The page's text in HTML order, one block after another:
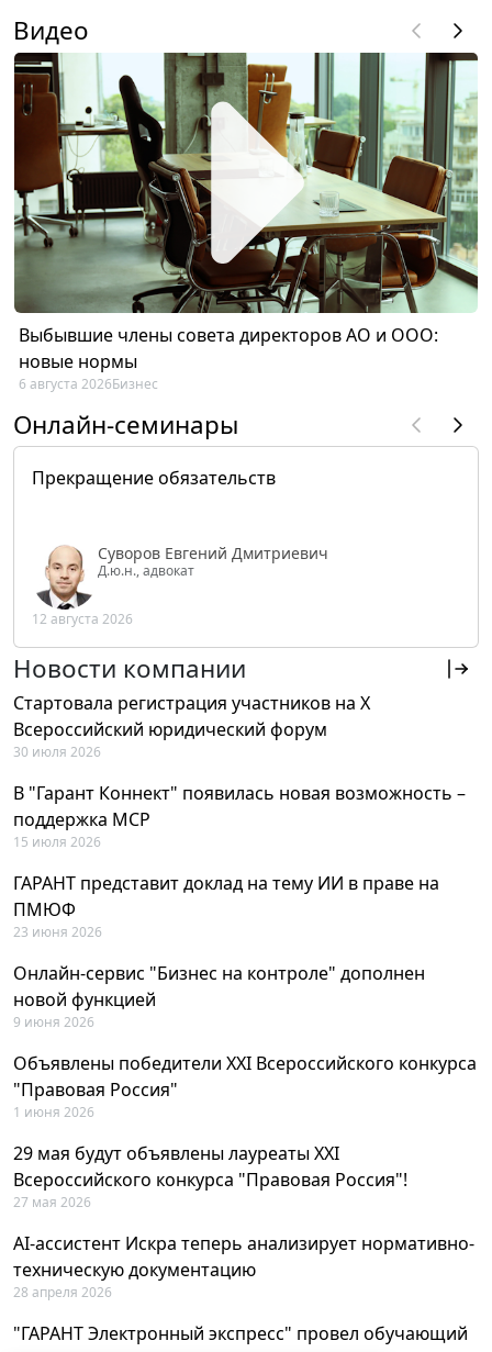
Видео
Выбывшие члены совета директоров АО и ООО:
новые нормы
6 августа 2026Бизнес
Онлайн-семинары
Прекращение обязательств
Суворов Евгений Дмитриевич
Д.ю.н., адвокат
12 августа 2026
Новости компании
Стартовала регистрация участников на X
Всероссийский юридический форум
30 июля 2026
В "Гарант Коннект" появилась новая возможность –
поддержка MCP
15 июля 2026
ГАРАНТ представит доклад на тему ИИ в праве на
ПМЮФ
23 июня 2026
Онлайн-сервис "Бизнес на контроле" дополнен
новой функцией
9 июня 2026
Объявлены победители XXI Всероссийского конкурса
"Правовая Россия"
1 июня 2026
29 мая будут объявлены лауреаты XXI
Всероссийского конкурса "Правовая Россия"!
27 мая 2026
AI-ассистент Искра теперь анализирует нормативно-
техническую документацию
28 апреля 2026
"ГАРАНТ Электронный экспресс" провел обучающий